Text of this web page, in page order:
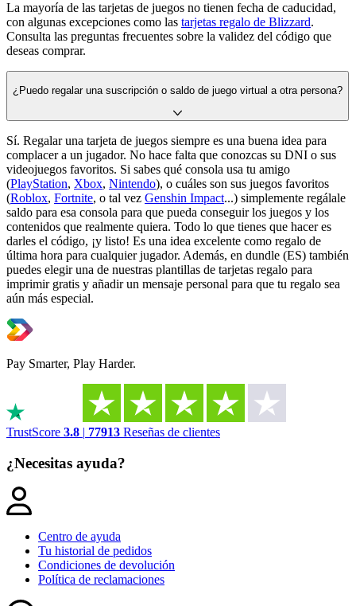
La mayoría de las tarjetas de juegos no tienen fecha de caducidad,
con algunas excepciones como las tarjetas regalo de Blizzard.
Consulta las preguntas frecuentes sobre la validez del código que
deseas comprar.
¿Puedo regalar una suscripción o saldo de juego virtual a otra persona?
Sí. Regalar una tarjeta de juegos siempre es una buena idea para
complacer a un jugador. No hace falta que conozcas su DNI o sus
videojuegos favoritos. Si sabes qué consola usa tu amigo
(PlayStation, Xbox, Nintendo), o cuáles son sus juegos favoritos
(Roblox, Fortnite, o tal vez Genshin Impact...) simplemente regálale
saldo para esa consola para que pueda conseguir los juegos y los
contenidos que realmente quiera. Todo lo que tienes que hacer es
darles el código, ¡y listo! Es una idea excelente como regalo de
última hora para cualquier jugador. Además, en dundle (ES) también
puedes elegir una de nuestras plantillas de tarjetas regalo para
imprimir gratis y añadir un mensaje personal para que tu regalo sea
aún más especial.
Pay Smarter, Play Harder.
TrustScore 3.8 | 77913 Reseñas de clientes
¿Necesitas ayuda?
Centro de ayuda
Tu historial de pedidos
Condiciones de devolución
Política de reclamaciones